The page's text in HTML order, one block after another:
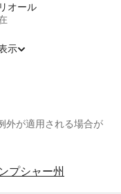
オール
示
外が適用される場合が
プシャー州